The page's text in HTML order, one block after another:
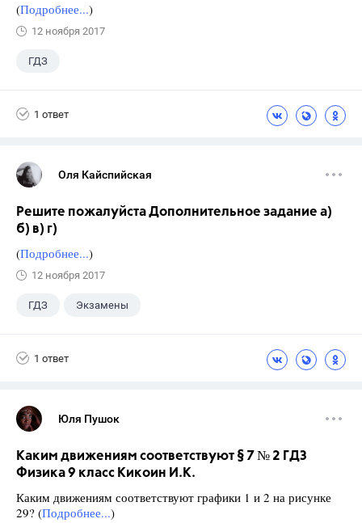
(Подробнее...)
12 ноября 2017
ГДЗ
1 ответ
Оля Кайспийская
Решите пожалуйста Дополнительное задание а)
б) в) г)
(Подробнее...)
12 ноября 2017
ГДЗ Экзамены
1 ответ
Юля Пушок
Каким движениям соответствуют § 7 № 2 ГДЗ
Физика 9 класс Кикоин И.К.
Каким движениям соответствуют графики 1 и 2 на рисунке
29? (Подробнее...)